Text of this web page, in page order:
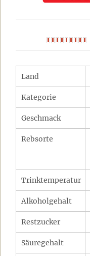
Land
Kategorie
Geschmack
Rebsorte
Trinktemperatur
Alkoholgehalt
Restzucker
Säuregehalt